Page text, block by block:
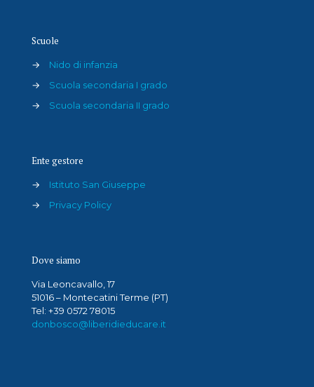
Scuole
→
Nido di infanzia
→
Scuola secondaria I grado
→
Scuola secondaria II grado
Ente gestore
→
Istituto San Giuseppe
→
Privacy Policy
Dove siamo
Via Leoncavallo, 17
51016 – Montecatini Terme (PT)
Tel: +39 0572 78015
donbosco@liberidieducare.it